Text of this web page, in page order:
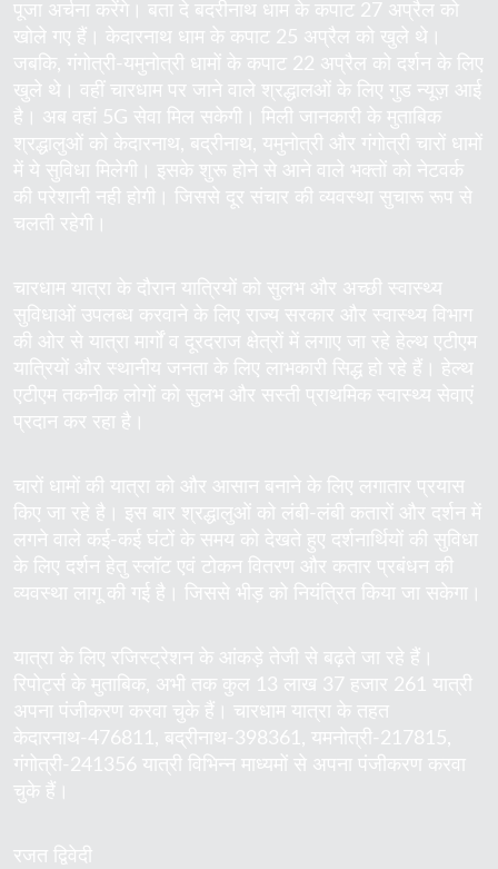
पूजा अर्चना करेंगे। बता दे बदरीनाथ धाम के कपाट 27 अप्रैल को
खोले गए हैं। केदारनाथ धाम के कपाट 25 अप्रैल को खुले थे।
जबकि, गंगोत्री-यमुनोत्री धामों के कपाट 22 अप्रैल को दर्शन के लिए
खुले थे। वहीं चारधाम पर जाने वाले श्रद्धालओं के लिए गुड न्यूज़ आई
है। अब वहां 5G सेवा मिल सकेगी। मिली जानकारी के मुताबिक
श्रद्धालुओं को केदारनाथ, बद्रीनाथ, यमुनोत्री और गंगोत्री चारों धामों
में ये सुविधा मिलेगी। इसके शुरू होने से आने वाले भक्तों को नेटवर्क
की परेशानी नही होगी। जिससे दूर संचार की व्यवस्था सुचारू रूप से
चलती रहेगी।
चारधाम यात्रा के दौरान यात्रियों को सुलभ और अच्छी स्वास्थ्य
सुविधाओं उपलब्ध करवाने के लिए राज्य सरकार और स्वास्थ्य विभाग
की ओर से यात्रा मार्गों व दूरदराज क्षेत्रों में लगाए जा रहे हेल्थ एटीएम
यात्रियों और स्थानीय जनता के लिए लाभकारी सिद्ध हो रहे हैं। हेल्थ
एटीएम तकनीक लोगों को सुलभ और सस्ती प्राथमिक स्वास्थ्य सेवाएं
प्रदान कर रहा है।
चारों धामों की यात्रा को और आसान बनाने के लिए लगातार प्रयास
किए जा रहे है। इस बार श्रद्धालुओं को लंबी-लंबी कतारों और दर्शन में
लगने वाले कई-कई घंटों के समय को देखते हुए दर्शनार्थियों की सुविधा
के लिए दर्शन हेतु स्लॉट एवं टोकन वितरण और कतार प्रबंधन की
व्यवस्था लागू की गई है। जिससे भीड़ को नियंत्रित किया जा सकेगा।
यात्रा के लिए रजिस्ट्रेशन के आंकड़े तेजी से बढ़ते जा रहे हैं।
रिपोर्ट्स के मुताबिक, अभी तक कुल 13 लाख 37 हजार 261 यात्री
अपना पंजीकरण करवा चुके हैं। चारधाम यात्रा के तहत
केदारनाथ-476811, बद्रीनाथ-398361, यमनोत्री-217815,
गंगोत्री-241356 यात्री विभिन्न माध्यमों से अपना पंजीकरण करवा
चुके हैं।
रजत द्विवेदी